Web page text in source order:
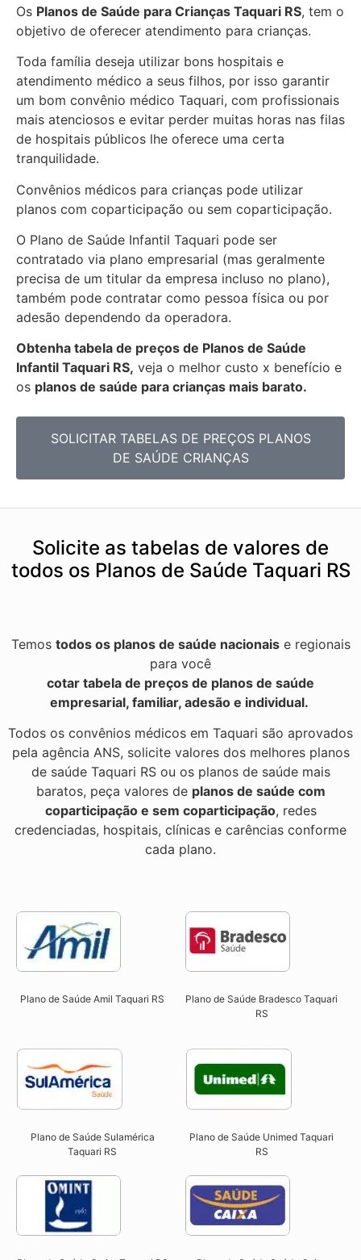
Os Planos de Saúde para Crianças Taquari RS, tem o
objetivo de oferecer atendimento para crianças.
Toda família deseja utilizar bons hospitais e
atendimento médico a seus filhos, por isso garantir
um bom convênio médico Taquari, com profissionais
mais atenciosos e evitar perder muitas horas nas filas
de hospitais públicos lhe oferece uma certa
tranquilidade.
Convênios médicos para crianças pode utilizar
planos com coparticipação ou sem coparticipação.
O Plano de Saúde Infantil Taquari pode ser
contratado via plano empresarial (mas geralmente
precisa de um titular da empresa incluso no plano),
também pode contratar como pessoa física ou por
adesão dependendo da operadora.
Obtenha tabela de preços de Planos de Saúde
Infantil Taquari RS, veja o melhor custo x benefício e
os planos de saúde para crianças mais barato.
SOLICITAR TABELAS DE PREÇOS PLANOS
DE SAÚDE CRIANÇAS
Solicite as tabelas de valores de
todos os Planos de Saúde Taquari RS
Temos todos os planos de saúde nacionaise regionais
para você
cotar tabela de preços de planos de saúde
empresarial, familiar, adesão e individual.
Todos os convênios médicos em Taquari são aprovados
pela agência ANS, solicite valores dos melhores planos
de saúde Taquari RS ou os planos de saúde mais
baratos, peça valores de planos de saúde com
coparticipação e sem coparticipação, redes
credenciadas, hospitais, clínicas e carências conforme
cada plano.
Plano de Saúde Amil Taquari RS
Plano de Saúde Bradesco Taquari
RS
Plano de Saúde Sulamérica
Taquari RS
Plano de Saúde Unimed Taquari
RS